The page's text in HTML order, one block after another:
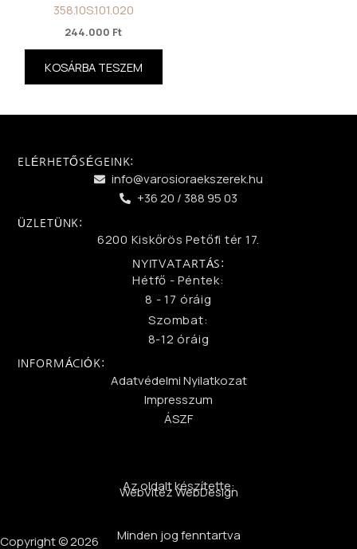
358.10S.101.020
244.000 Ft
KOSÁRBA TESZEM
ELÉRHETŐSÉGEINK:
info@varosioraekszerek.hu
+36 20 / 388 95 03
ÜZLETÜNK:
6200 Kiskőrös Petőfi tér 17.
NYITVATARTÁS:
Hétfő - Péntek:
8 - 17 óráig
Szombat:
8-12 óráig
INFORMÁCIÓK:
Adatvédelmi Nyilatkozat
Impresszum
ÁSZF
Az oldalt készítette:
WebVitéz WebDesign
Minden jog fenntartva
Copyright © 2026